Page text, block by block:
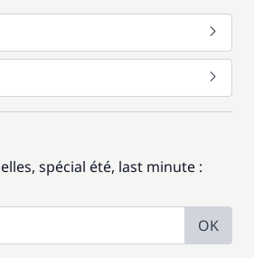
spécial été, last minute :
OK